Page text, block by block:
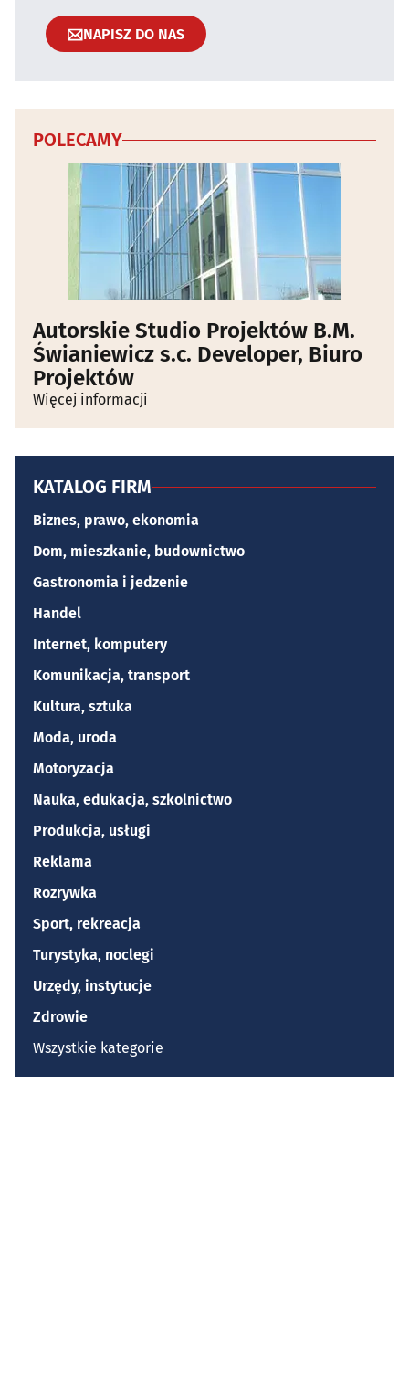
NAPISZ DO NAS
POLECAMY
Autorskie Studio Projektów B.M.
Świaniewicz s.c. Developer, Biuro
Projektów
Więcej informacji
KATALOG FIRM
Biznes, prawo, ekonomia
Dom, mieszkanie, budownictwo
Gastronomia i jedzenie
Handel
Internet, komputery
Komunikacja, transport
Kultura, sztuka
Moda, uroda
Motoryzacja
Nauka, edukacja, szkolnictwo
Produkcja, usługi
Reklama
Rozrywka
Sport, rekreacja
Turystyka, noclegi
Urzędy, instytucje
Zdrowie
Wszystkie kategorie